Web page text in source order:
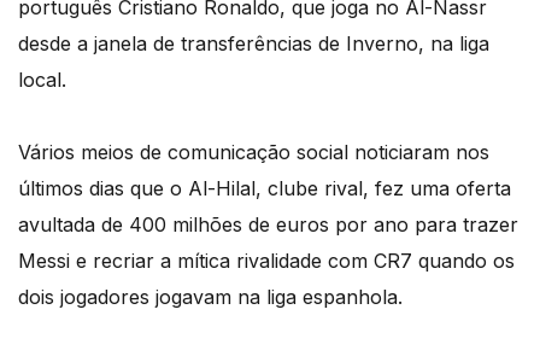
português Cristiano Ronaldo, que joga no Al-Nassr
desde a janela de transferências de Inverno, na liga
local.
Vários meios de comunicação social noticiaram nos
últimos dias que o Al-Hilal, clube rival, fez uma oferta
avultada de 400 milhões de euros por ano para trazer
Messi e recriar a mítica rivalidade com CR7 quando os
dois jogadores jogavam na liga espanhola.